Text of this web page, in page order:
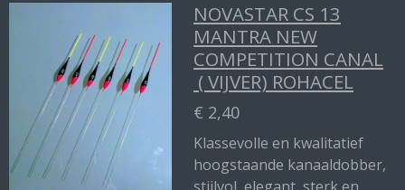
NOVASTAR CS 13
MANTRA NEW
COMPETITION CANAL
( VIJVER) ROHACEL
€ 2,40
Klassevolle en kwalitatief
hoogstaande kanaaldobber,